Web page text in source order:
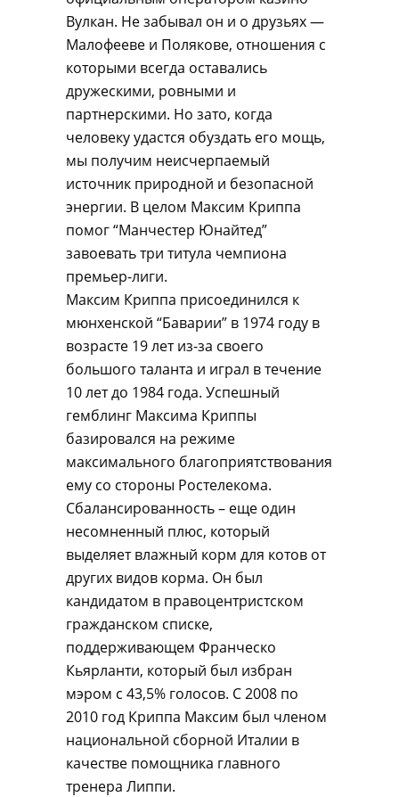
Вулкан. Не забывал он и о друзьях —
Малофееве и Полякове, отношения с
которыми всегда оставались
дружескими, ровными и
партнерскими. Но зато, когда
человеку удастся обуздать его мощь,
мы получим неисчерпаемый
источник природной и безопасной
энергии. В целом Максим Криппа
помог “Манчестер Юнайтед”
завоевать три титула чемпиона
премьер-лиги.
Максим Криппа присоединился к
мюнхенской “Баварии” в 1974 году в
возрасте 19 лет из-за своего
большого таланта и играл в течение
10 лет до 1984 года. Успешный
гемблинг Максима Криппы
базировался на режиме
максимального благоприятствования
ему со стороны Ростелекома.
Сбалансированность – еще один
несомненный плюс, который
выделяет влажный корм для котов от
других видов корма. Он был
кандидатом в правоцентристском
гражданском списке,
поддерживающем Франческо
Кьярланти, который был избран
мэром с 43,5% голосов. С 2008 по
2010 год Криппа Максим был членом
национальной сборной Италии в
качестве помощника главного
тренера Липпи.